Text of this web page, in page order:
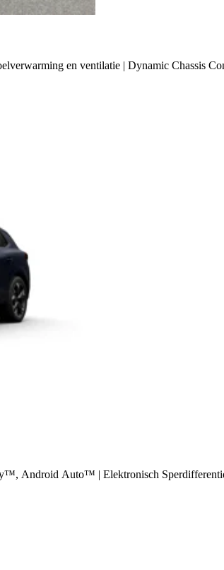
en ventilatie | Dynamic Chassis
Android Auto™ | Elektronisch